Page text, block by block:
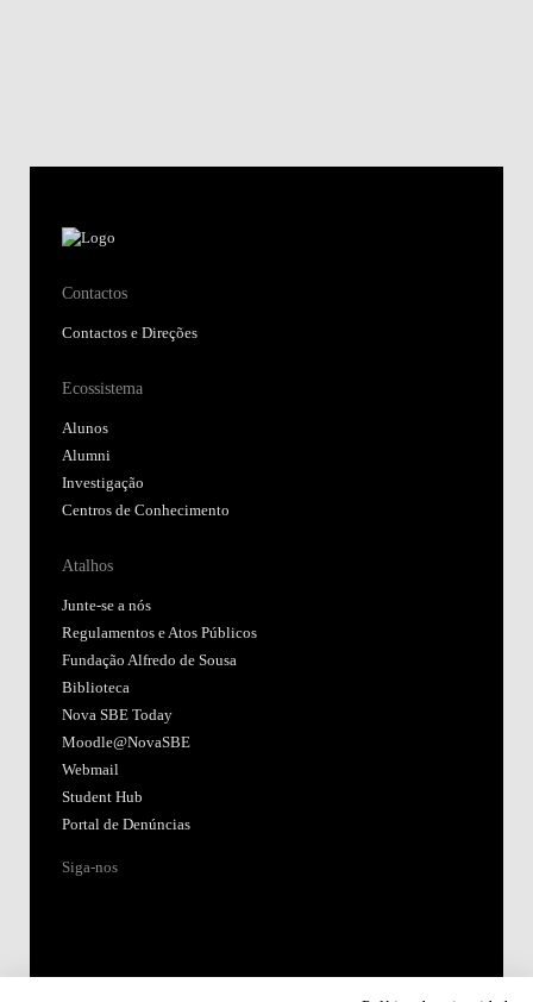
Contactos
Contactos e Direções
Ecossistema
Alunos
Alumni
Investigação
Centros de Conhecimento
Atalhos
Junte-se a nós
Regulamentos e Atos Públicos
Fundação Alfredo de Sousa
Biblioteca
Nova SBE Today
Moodle@NovaSBE
Webmail
Student Hub
Portal de Denúncias
Siga-nos